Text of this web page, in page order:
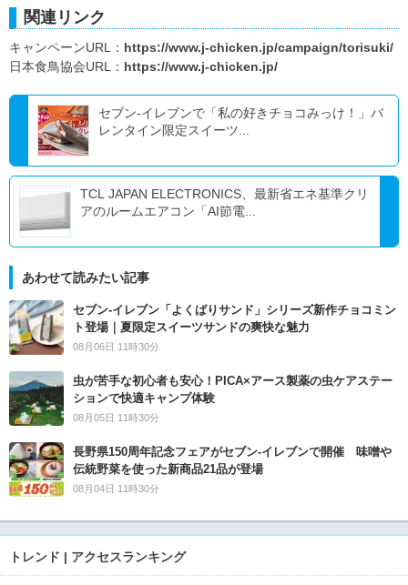
関連リンク
キャンペーンURL： https://www.j-chicken.jp/campaign/torisuki/
日本食鳥協会URL： https://www.j-chicken.jp/
セブン-イレブンで「私の好きチョコみっけ！」バ
レンタイン限定スイーツ...
TCL JAPAN ELECTRONICS、最新省エネ基準クリ
アのルームエアコン「AI節電...
あわせて読みたい記事
セブン‐イレブン「よくばりサンド」シリーズ新作チョコミン
ト登場｜夏限定スイーツサンドの爽快な魅力
08月06日 11時30分
虫が苦手な初心者も安心！PICA×アース製薬の虫ケアステー
ションで快適キャンプ体験
08月05日 11時30分
長野県150周年記念フェアがセブン-イレブンで開催 味噌や
伝統野菜を使った新商品21品が登場
08月04日 11時30分
トレンド | アクセスランキング